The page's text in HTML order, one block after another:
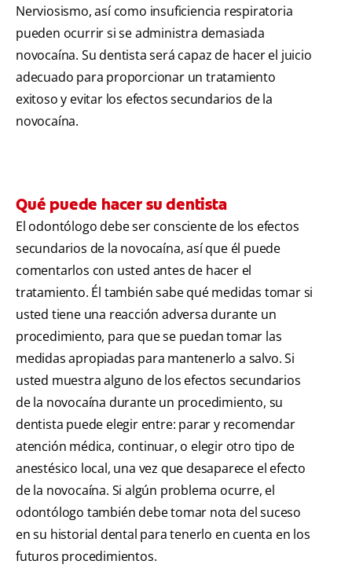
Nerviosismo, así como insuficiencia respiratoria
pueden ocurrir si se administra demasiada
novocaína. Su dentista será capaz de hacer el juicio
adecuado para proporcionar un tratamiento
exitoso y evitar los efectos secundarios de la
novocaína.
Qué puede hacer su dentista
El odontólogo debe ser consciente de los efectos
secundarios de la novocaína, así que él puede
comentarlos con usted antes de hacer el
tratamiento. Él también sabe qué medidas tomar si
usted tiene una reacción adversa durante un
procedimiento, para que se puedan tomar las
medidas apropiadas para mantenerlo a salvo. Si
usted muestra alguno de los efectos secundarios
de la novocaína durante un procedimiento, su
dentista puede elegir entre: parar y recomendar
atención médica, continuar, o elegir otro tipo de
anestésico local, una vez que desaparece el efecto
de la novocaína. Si algún problema ocurre, el
odontólogo también debe tomar nota del suceso
en su historial dental para tenerlo en cuenta en los
futuros procedimientos.